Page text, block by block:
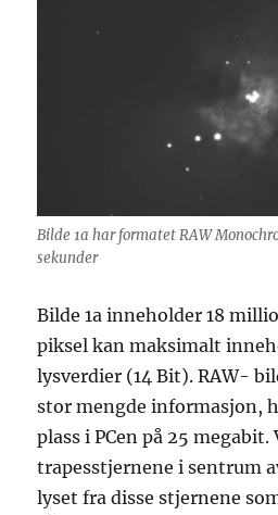
Bilde 1a har formatet RAW
sekunder
Bilde 1a inneholder 18
piksel kan maksimalt
lysverdier (14 Bit). RAW-
stor mengde informasjon,
plass i PCen på 25 megabit.
trapesstjernene i sentrum
lyset fra disse stjernene